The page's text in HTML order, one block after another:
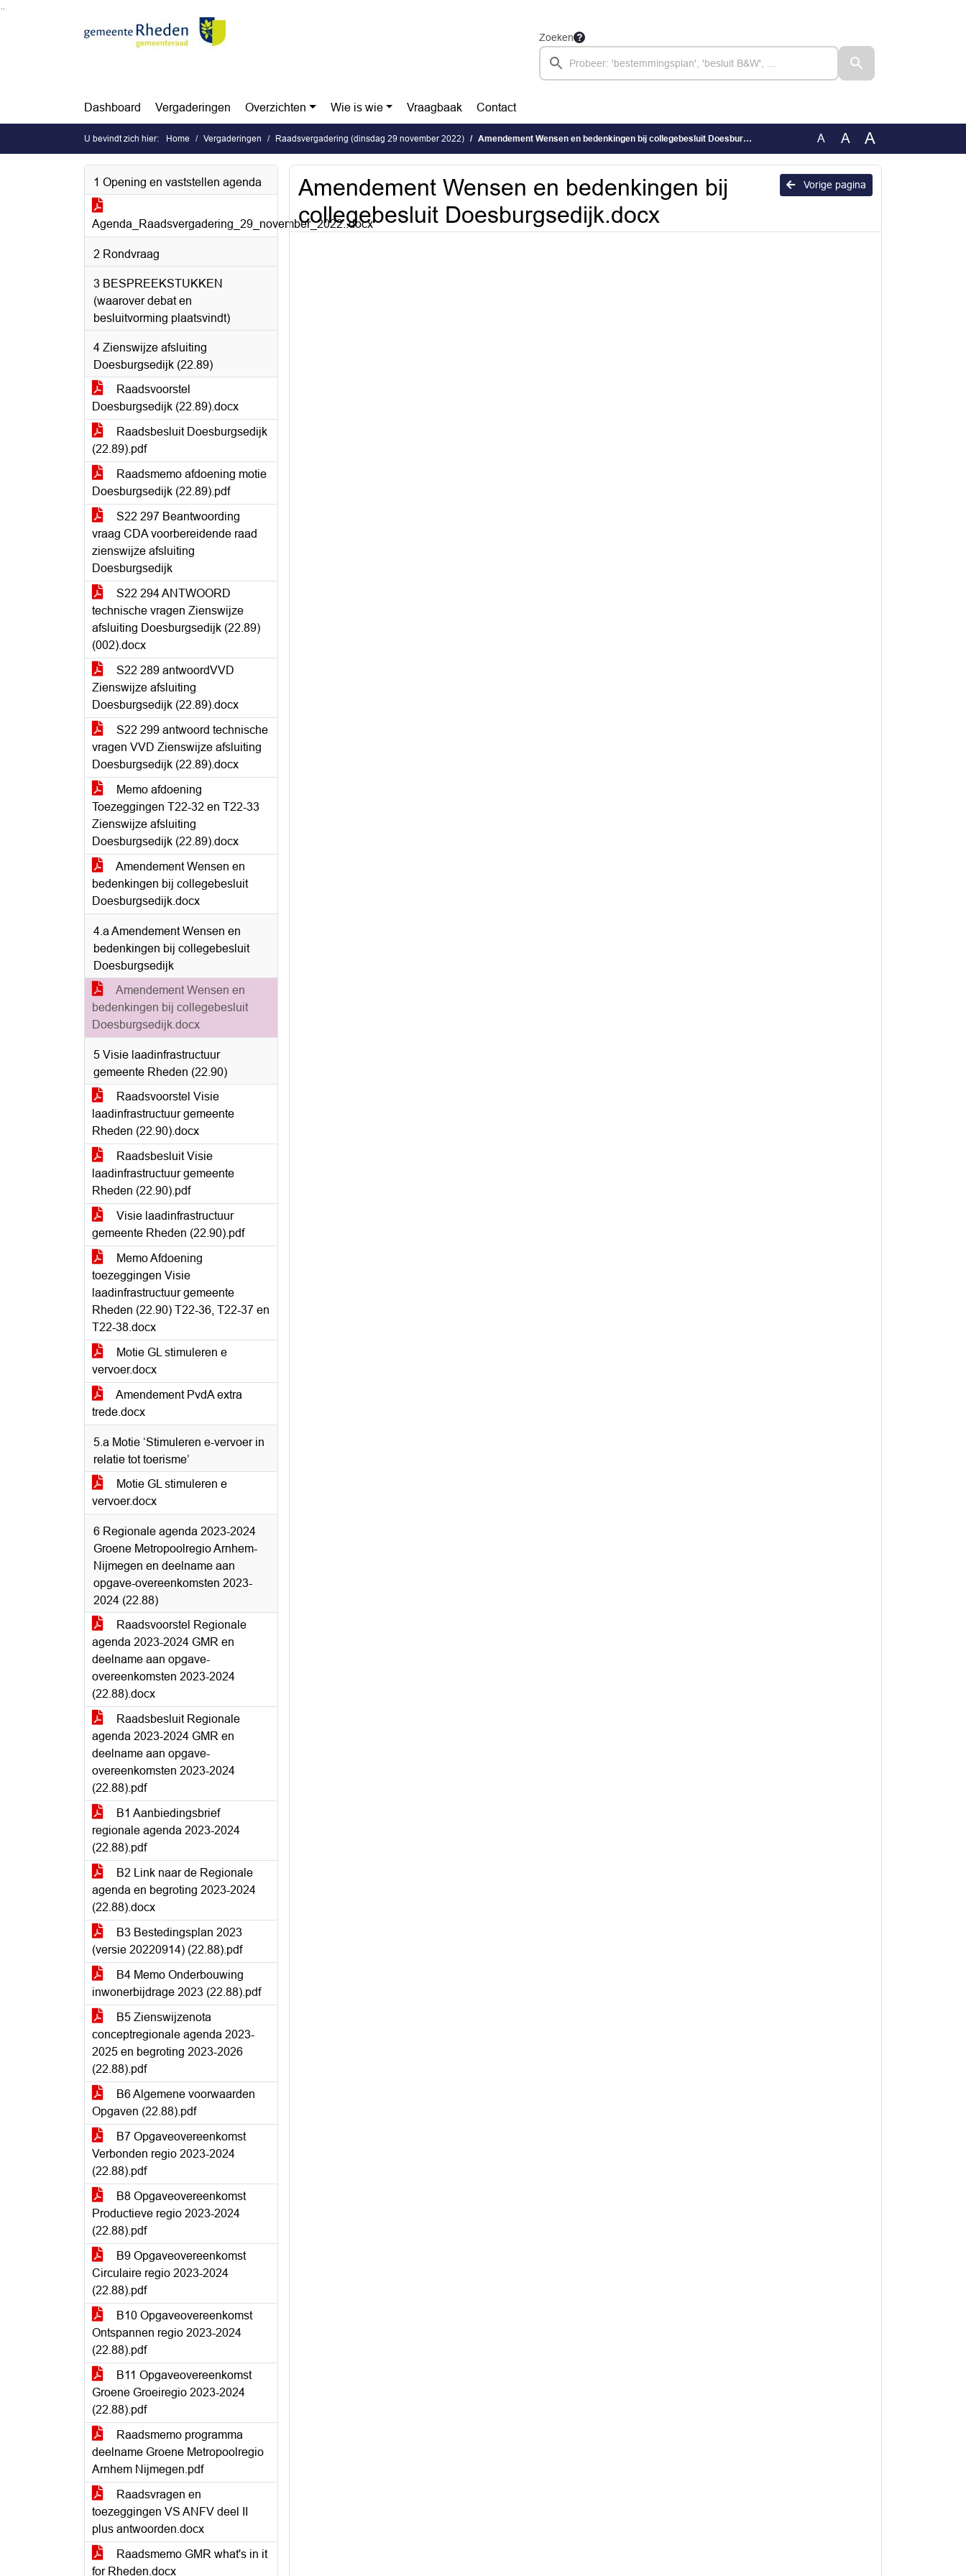
Zoeken
Dashboard Vergaderingen Overzichten Wie is wie Vraagbaak Contact
U bevindt zich hier: Home Vergaderingen Raadsvergadering (dinsdag 29 november 2022) Amendement Wensen en bedenkingen bij collegebesluit Doesburgsedijk.docx A A A
1 Opening en vaststellen agenda
Agenda_Raadsvergadering_29_november_2022..docx
2 Rondvraag
3 BESPREEKSTUKKEN
(waarover debat en
besluitvorming plaatsvindt)
4 Zienswijze afsluiting
Doesburgsedijk (22.89)
Raadsvoorstel
Doesburgsedijk (22.89).docx
Raadsbesluit Doesburgsedijk
(22.89).pdf
Raadsmemo afdoening motie
Doesburgsedijk (22.89).pdf
S22 297 Beantwoording
vraag CDA voorbereidende raad
zienswijze afsluiting
Doesburgsedijk
S22 294 ANTWOORD
technische vragen Zienswijze
afsluiting Doesburgsedijk (22.89)
(002).docx
S22 289 antwoordVVD
Zienswijze afsluiting
Doesburgsedijk (22.89).docx
S22 299 antwoord technische
vragen VVD Zienswijze afsluiting
Doesburgsedijk (22.89).docx
Memo afdoening
Toezeggingen T22-32 en T22-33
Zienswijze afsluiting
Doesburgsedijk (22.89).docx
Amendement Wensen en
bedenkingen bij collegebesluit
Doesburgsedijk.docx
4.a Amendement Wensen en
bedenkingen bij collegebesluit
Doesburgsedijk
Amendement Wensen en
bedenkingen bij collegebesluit
Doesburgsedijk.docx
5 Visie laadinfrastructuur
gemeente Rheden (22.90)
Raadsvoorstel Visie
laadinfrastructuur gemeente
Rheden (22.90).docx
Raadsbesluit Visie
laadinfrastructuur gemeente
Rheden (22.90).pdf
Visie laadinfrastructuur
gemeente Rheden (22.90).pdf
Memo Afdoening
toezeggingen Visie
laadinfrastructuur gemeente
Rheden (22.90) T22-36, T22-37 en
T22-38.docx
Motie GL stimuleren e
vervoer.docx
Amendement PvdA extra
trede.docx
5.a Motie ‘Stimuleren e-vervoer in
relatie tot toerisme’
Motie GL stimuleren e
vervoer.docx
6 Regionale agenda 2023-2024
Groene Metropoolregio Arnhem-
Nijmegen en deelname aan
opgave-overeenkomsten 2023-
2024 (22.88)
Raadsvoorstel Regionale
agenda 2023-2024 GMR en
deelname aan opgave-
overeenkomsten 2023-2024
(22.88).docx
Raadsbesluit Regionale
agenda 2023-2024 GMR en
deelname aan opgave-
overeenkomsten 2023-2024
(22.88).pdf
B1 Aanbiedingsbrief
regionale agenda 2023-2024
(22.88).pdf
B2 Link naar de Regionale
agenda en begroting 2023-2024
(22.88).docx
B3 Bestedingsplan 2023
(versie 20220914) (22.88).pdf
B4 Memo Onderbouwing
inwonerbijdrage 2023 (22.88).pdf
B5 Zienswijzenota
conceptregionale agenda 2023-
2025 en begroting 2023-2026
(22.88).pdf
B6 Algemene voorwaarden
Opgaven (22.88).pdf
B7 Opgaveovereenkomst
Verbonden regio 2023-2024
(22.88).pdf
B8 Opgaveovereenkomst
Productieve regio 2023-2024
(22.88).pdf
B9 Opgaveovereenkomst
Circulaire regio 2023-2024
(22.88).pdf
B10 Opgaveovereenkomst
Ontspannen regio 2023-2024
(22.88).pdf
B11 Opgaveovereenkomst
Groene Groeiregio 2023-2024
(22.88).pdf
Raadsmemo programma
deelname Groene Metropoolregio
Arnhem Nijmegen.pdf
Raadsvragen en
toezeggingen VS ANFV deel II
plus antwoorden.docx
Raadsmemo GMR what's in it
for Rheden.docx
Vorige pagina
Amendement Wensen en bedenkingen bij
collegebesluit Doesburgsedijk.docx